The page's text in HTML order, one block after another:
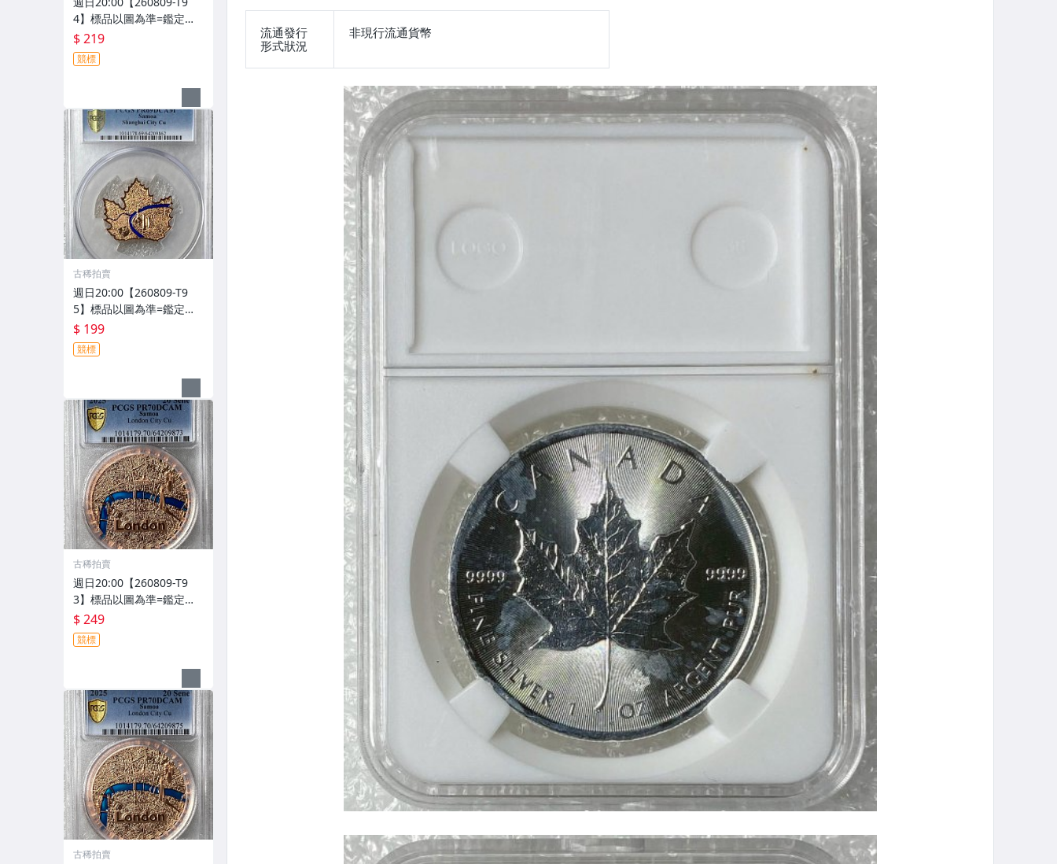
流通發行
形式狀況
非現行流通貨幣
4】標品以圖為準=鑑定幣=
1枚=PCGS PR69DCAM=2
022年摩薩亞伊莉莎白二世
20美分銅幣
$ 219
競標
古稀拍賣
週日20:00【260809-T9
5】標品以圖為準=鑑定幣=
1枚=PCGS PR69DCAM=2
022年摩薩亞伊莉莎白二世
20美分銅幣
$ 199
競標
古稀拍賣
週日20:00【260809-T9
3】標品以圖為準=鑑定幣=
1枚=PCGS PR70DCAM=2
025年薩摩亞倫敦風景精鑄
20塞內銅幣
$ 249
競標
古稀拍賣